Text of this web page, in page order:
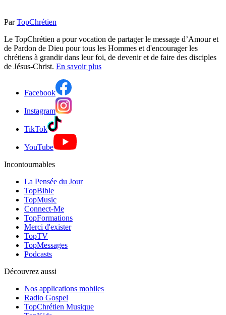
Par TopChrétien
Le TopChrétien a pour vocation de partager le message d’Amour et
de Pardon de Dieu pour tous les Hommes et d'encourager les
chrétiens à grandir dans leur foi, de devenir et de faire des disciples
de Jésus-Christ. En savoir plus
Facebook
Instagram
TikTok
YouTube
Incontournables
La Pensée du Jour
TopBible
TopMusic
Connect-Me
TopFormations
Merci d'exister
TopTV
TopMessages
Podcasts
Découvrez aussi
Nos applications mobiles
Radio Gospel
TopChrétien Musique